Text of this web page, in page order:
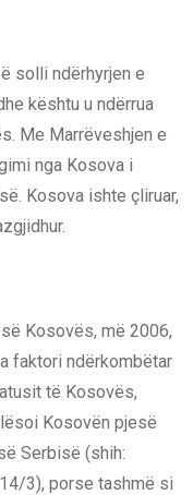
solli ndërhyrjen e
kështu u ndërrua
Me Marrëveshjen e
nga Kosova i
Kosova ishte çliruar,
Kosovës, më 2006,
faktori ndërkombëtar
të Kosovës,
Kosovën pjesë
Serbisë (shih:
3), porse tashmë si